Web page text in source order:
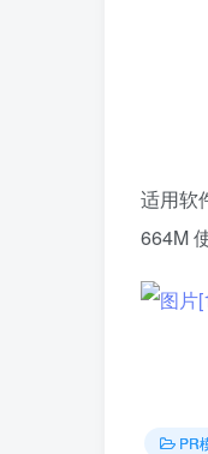
适用软
664M
PR